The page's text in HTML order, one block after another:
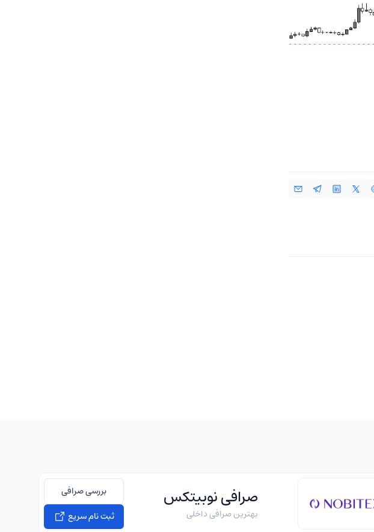
صرافی نوبیتکس
بهترین صرافی داخلی
بررسی صرافی
ثبت نام سریع